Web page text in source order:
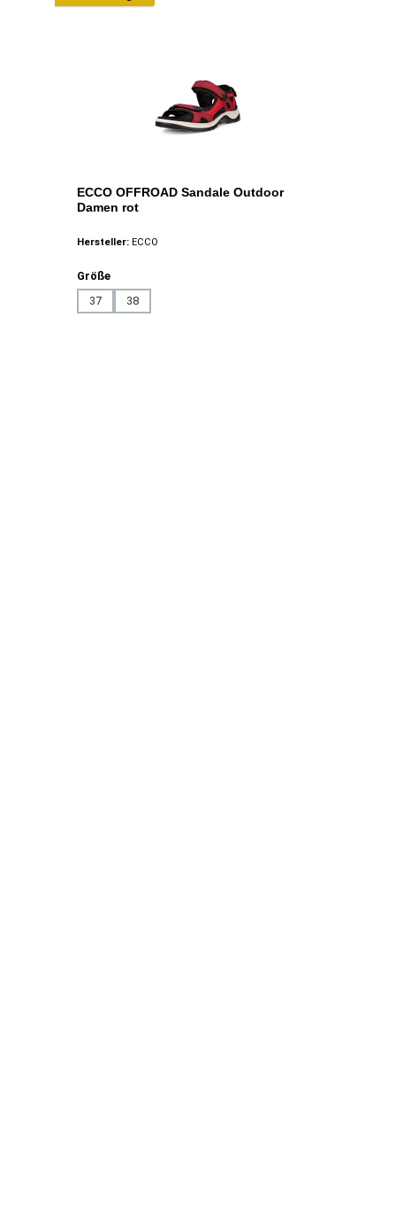
ECCO OFFROAD Sandale Outdoor
Damen rot
Hersteller: ECCO
Größeauswählen
37
38